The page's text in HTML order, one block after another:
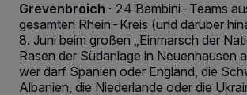
Grevenbroich · 24 Bambini-Teams
gesamten Rhein-Kreis (und darüber
8. Juni beim großen „Einmarsch der
Rasen der Südanlage in Neuenhausen
wer darf Spanien oder England, die
Albanien, die Niederlande oder die